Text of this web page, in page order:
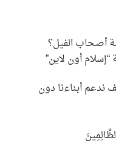
أصحاب الفيل؟
أون لاين”
ندعم أبناءنا دون